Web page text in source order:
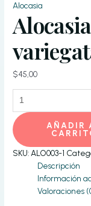
Alocasia
$45,00
variegata
cantidad
AÑADIR
SKU: ALO003-1
Descripción
Información
Valoraciones